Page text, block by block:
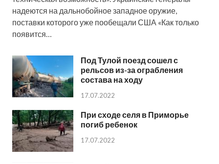
надеются на дальнобойное западное оружие,
поставки которого уже пообещали США «Как только
появится…
Под Тулой поезд сошел с
рельсов из-за ограбления
состава на ходу
17.07.2022
При сходе селя в Приморье
погиб ребенок
17.07.2022